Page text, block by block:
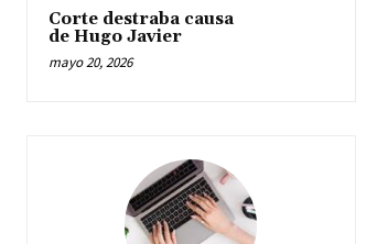
Corte destraba causa
de Hugo Javier
mayo 20, 2026